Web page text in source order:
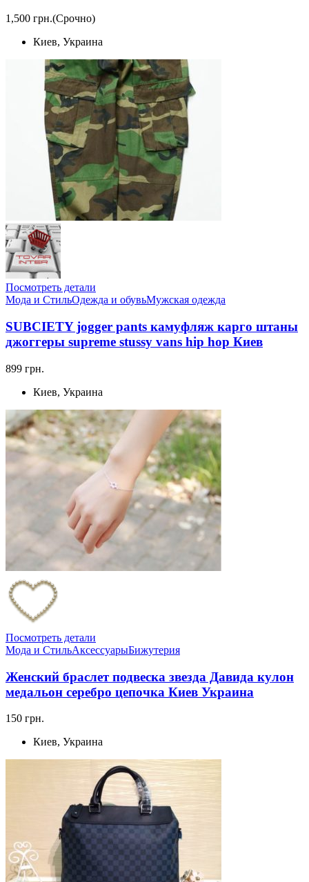
1,500 грн.(Срочно)
Киев, Украина
Посмотреть детали
Мода и СтильОдежда и обувьМужская одежда
SUBCIETY jogger pants камуфляж карго штаны
джоггеры supreme stussy vans hip hop Киев
899 грн.
Киев, Украина
Посмотреть детали
Мода и СтильАксессуарыБижутерия
Женский браслет подвеска звезда Давида кулон
медальон серебро цепочка Киев Украина
150 грн.
Киев, Украина